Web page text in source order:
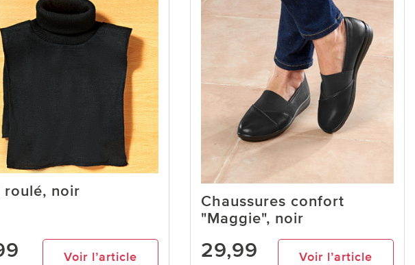
roulé, noir
Voir l’article
Chaussures confort
"Maggie", noir
29,99 Voir l’article